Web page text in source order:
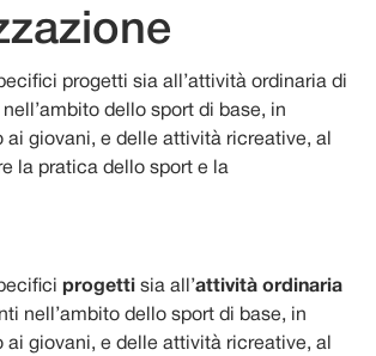
progetti sia all’attività ordinaria di
dello sport di base, in
ai giovani, e delle attività ricreative, al
la pratica dello sport e la
progetti sia all’attività ordinaria
nell’ambito dello sport di base, in
ai giovani, e delle attività ricreative, al